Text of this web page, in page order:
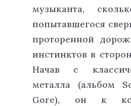
музыканта,
попытавшегося
проторенной
инстинктов в
Начав с
металла (альбом
Gore), он к